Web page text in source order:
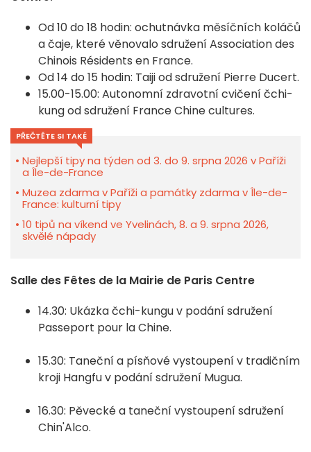
Od 10 do 18 hodin: ochutnávka měsíčních koláčů
a čaje, které věnovalo sdružení Association des
Chinois Résidents en France.
Od 14 do 15 hodin: Taiji od sdružení Pierre Ducert.
15.00-15.00: Autonomní zdravotní cvičení čchi-
kung od sdružení France Chine cultures.
PŘEČTĚTE SI TAKÉ
Nejlepší tipy na týden od 3. do 9. srpna 2026 v Paříži
a Île-de-France
Muzea zdarma v Paříži a památky zdarma v Île-de-
France: kulturní tipy
10 tipů na víkend ve Yvelinách, 8. a 9. srpna 2026,
skvělé nápady
Salle des Fêtes de la Mairie de Paris Centre
14.30: Ukázka čchi-kungu v podání sdružení
Passeport pour la Chine.
15.30: Taneční a písňové vystoupení v tradičním
kroji Hangfu v podání sdružení Mugua.
16.30: Pěvecké a taneční vystoupení sdružení
Chin'Alco.